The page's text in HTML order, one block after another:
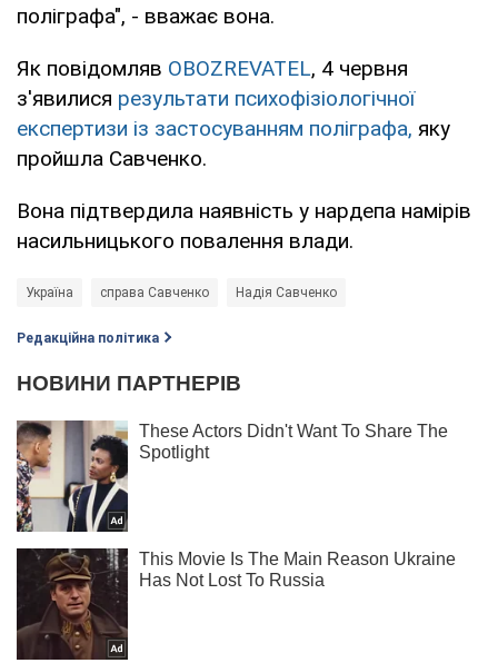
поліграфа", - вважає вона.
Як повідомляв OBOZREVATEL, 4 червня
з'явилися результати психофізіологічної
експертизи із застосуванням поліграфа, яку
пройшла Савченко.
Вона підтвердила наявність у нардепа намірів
насильницького повалення влади.
Україна справа Савченко Надія Савченко
Редакційна політика